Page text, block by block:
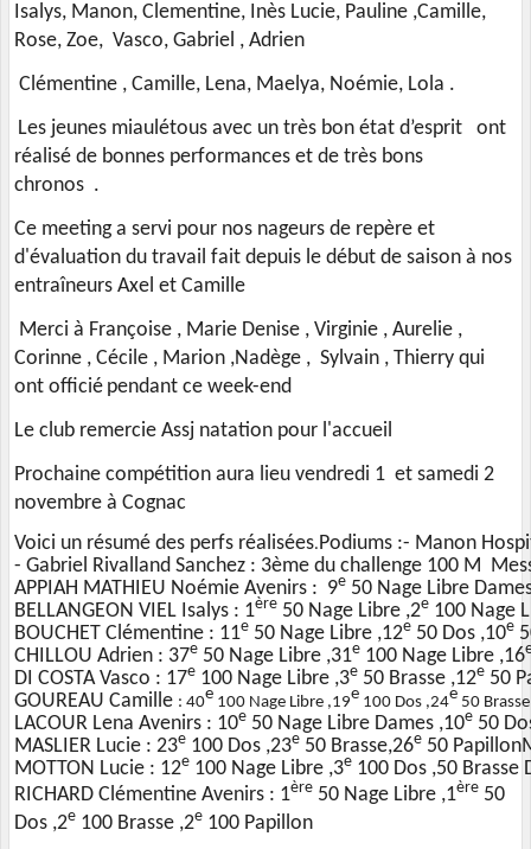
Isalys, Manon, Clementine, Inès Lucie, Pauline ,Camille,
Rose, Zoe, Vasco, Gabriel , Adrien
Clémentine , Camille, Lena, Maelya, Noémie, Lola .
Les jeunes miaulétous avec un très bon état d’esprit
ont
réalisé de bonnes performances et de très bons
chronos .
Ce meeting a servi pour nos nageurs de repère et
d'évaluation du travail fait depuis le début de saison à nos
entraîneurs Axel et Camille
Merci à Françoise , Marie Denise , Virginie , Aurelie ,
Corinne , Cécile , Marion ,Nadège , Sylvain , Thierry qui
ont officié pendant ce week-end
Le club remercie Assj natation pour l'accueil
Prochaine compétition aura lieu vendredi 1 et samedi 2
novembre à Cognac
Voici un résumé des perfs réalisées.Podiums :- Manon
- Gabriel Rivalland Sanchez : 3ème du challenge 100 M
APPIAH MATHIEU Noémie Avenirs : 9e 50 Nage Libre
BELLANGEON VIEL Isalys : 1ère 50 Nage Libre ,2e 100 Nage
BOUCHET Clémentine : 11e 50 Nage Libre ,12e 50 Dos ,10e
CHILLOU Adrien : 37e 50 Nage Libre ,31e 100 Nage Libre ,16
DI COSTA Vasco : 17e 100 Nage Libre ,3e 50 Brasse ,12e 50
GOUREAU Camille : 40e 100 Nage Libre ,19e 100 Dos ,24e 50
LACOUR Lena Avenirs : 10e 50 Nage Libre Dames ,10e 50
MASLIER Lucie : 23e 100 Dos ,23e 50 Brasse,26e 50 Papillon
MOTTON Lucie : 12e 100 Nage Libre ,3e 100 Dos ,50 Brasse
RICHARD Clémentine Avenirs : 1ère 50 Nage Libre ,1ère 50
Dos ,2e 100 Brasse ,2e 100 Papillon